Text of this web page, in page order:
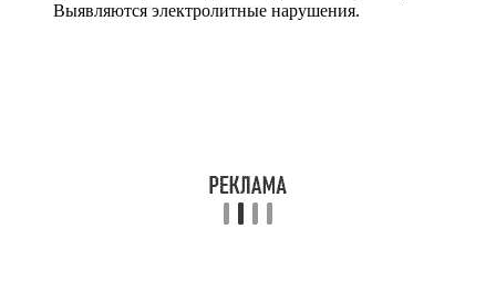
Выявляются электролитные нарушения.